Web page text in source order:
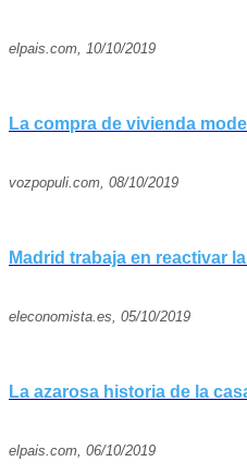
elpais.com, 10/10/2019
La compra de vivienda
vozpopuli.com, 08/10/2019
Madrid trabaja en reactivar
eleconomista.es, 05/10/2019
La azarosa historia de la
elpais.com, 06/10/2019